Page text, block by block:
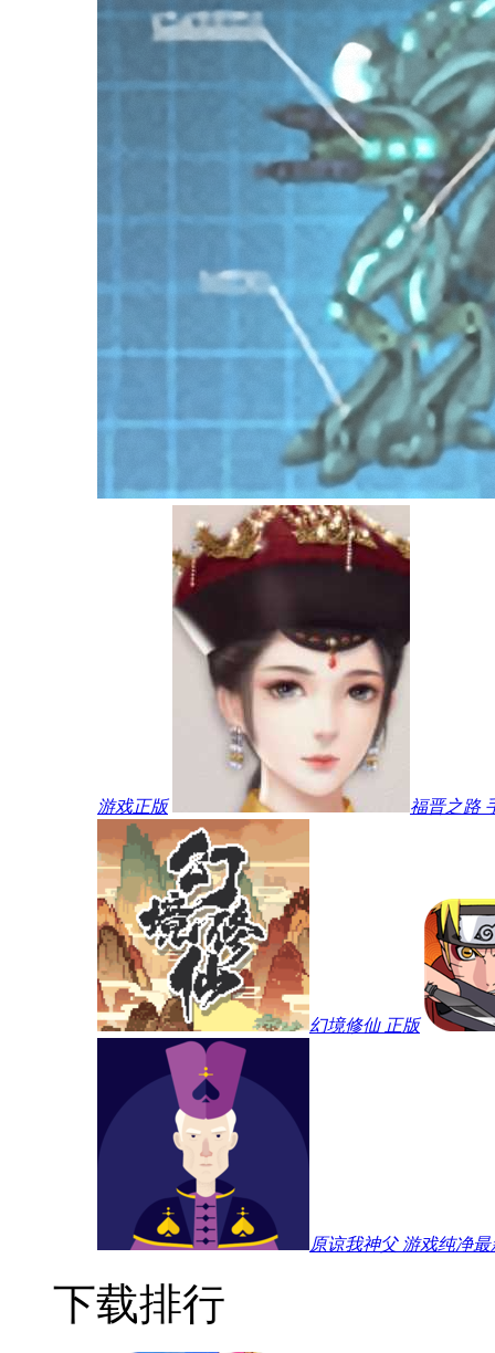
游戏正版 福晋之路
幻境修仙 正版
原谅我神父 游戏纯净最
下载排行